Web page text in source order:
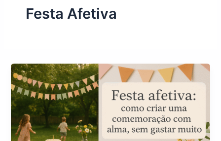
Festa Afetiva